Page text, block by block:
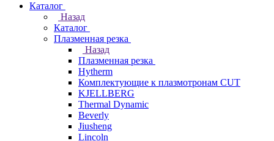
Каталог
Назад
Каталог
Плазменная резка
Назад
Плазменная резка
Hytherm
Комплектующие к плазмотронам CUT
KJELLBERG
Thermal Dynamic
Beverly
Jiusheng
Lincoln